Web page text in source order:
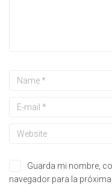
Guarda mi nombre,
navegador para la próxima